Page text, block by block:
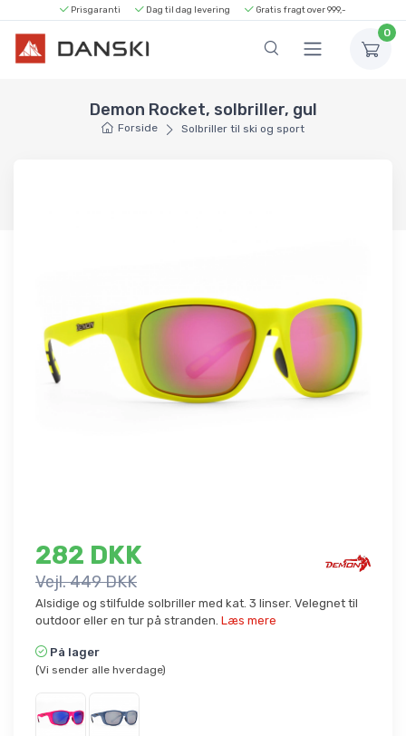
Prisgaranti Dag til dag levering Gratis fragt over 999,-
0
Demon Rocket, solbriller, gul
Forside Solbriller til ski og sport
282 DKK
Vejl. 449 DKK
Alsidige og stilfulde solbriller med kat. 3 linser. Velegnet til
outdoor eller en tur på stranden. Læs mere
På lager
(Vi sender alle hverdage)